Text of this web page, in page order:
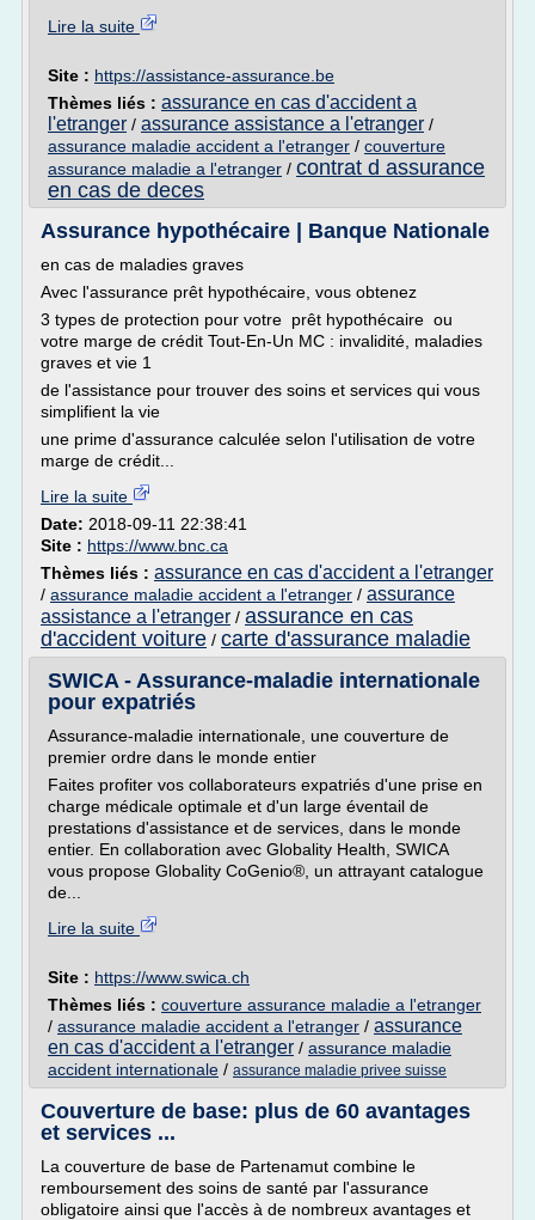
Lire la suite
Site : https://assistance-assurance.be
Thèmes liés : assurance en cas d'accident a
l'etranger / assurance assistance a l'etranger /
assurance maladie accident a l'etranger / couverture
assurance maladie a l'etranger / contrat d assurance
en cas de deces
Assurance hypothécaire | Banque Nationale
en cas de maladies graves
Avec l'assurance prêt hypothécaire, vous obtenez
3 types de protection pour votre prêt hypothécaire ou
votre marge de crédit Tout-En-Un MC : invalidité, maladies
graves et vie 1
de l'assistance pour trouver des soins et services qui vous
simplifient la vie
une prime d'assurance calculée selon l'utilisation de votre
marge de crédit...
Lire la suite
Date: 2018-09-11 22:38:41
Site : https://www.bnc.ca
Thèmes liés : assurance en cas d'accident a l'etranger
/ assurance maladie accident a l'etranger / assurance
assistance a l'etranger / assurance en cas
d'accident voiture / carte d'assurance maladie
SWICA - Assurance-maladie internationale
pour expatriés
Assurance-maladie internationale, une couverture de
premier ordre dans le monde entier
Faites profiter vos collaborateurs expatriés d'une prise en
charge médicale optimale et d'un large éventail de
prestations d'assistance et de services, dans le monde
entier. En collaboration avec Globality Health, SWICA
vous propose Globality CoGenio®, un attrayant catalogue
de...
Lire la suite
Site : https://www.swica.ch
Thèmes liés : couverture assurance maladie a l'etranger
/ assurance maladie accident a l'etranger / assurance
en cas d'accident a l'etranger / assurance maladie
accident internationale / assurance maladie privee suisse
Couverture de base: plus de 60 avantages
et services ...
La couverture de base de Partenamut combine le
remboursement des soins de santé par l'assurance
obligatoire ainsi que l'accès à de nombreux avantages et